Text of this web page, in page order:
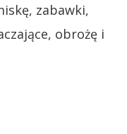
zabawki,
obrożę i